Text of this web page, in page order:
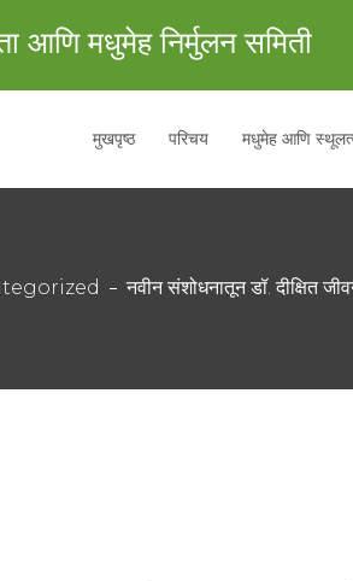
आणि मधुमेह निर्मुलन समिती
मुखपृष्ठ परिचय मधुमेह आणि
नवीन संशोधनातून डॉ. दीक्षित